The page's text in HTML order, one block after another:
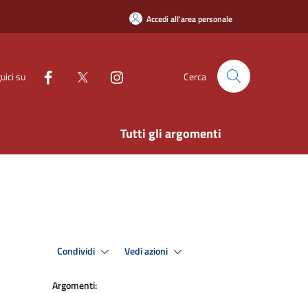
Accedi all'area personale
su Cerca
Tutti gli argomenti
Condividi Vedi azioni
Argomenti: